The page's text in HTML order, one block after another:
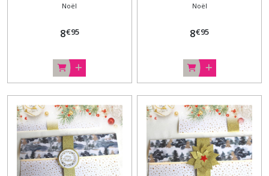
porte chèque, billet,
Noël
8€95
porte chèque, billet,
Noël
8€95